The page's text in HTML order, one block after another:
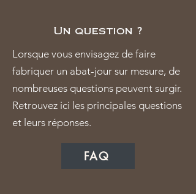
Un question ?
Lorsque vous envisagez de faire
fabriquer un abat-jour sur mesure, de
nombreuses questions peuvent surgir.
Retrouvez ici les principales questions
et leurs réponses.
FAQ